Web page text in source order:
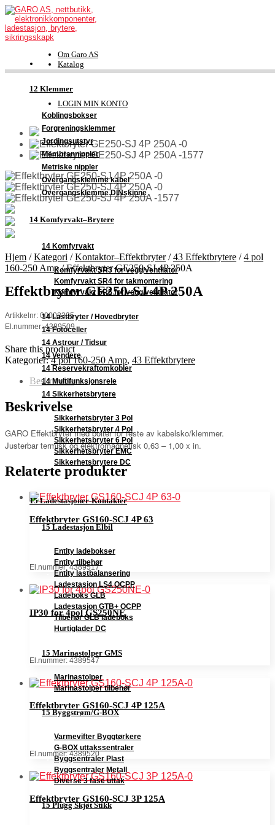
12 Klemmer
Koblingsbokser
Forgreningsklemmer
Jordingsutstyr
Membrannippler
Metriske nippler
Overgangsklemme kabel
Overgangsklemme DINskinne
14 Komfyrvakt–Brytere
14 Komfyrvakt
Komfyrvakt SR3 for vegg/ventilator
Komfyrvakt SR4 for takmontering
Komfyrvakt SR5 for vegg/ventilator
14 Lastbryter / Hovedbryter
14 Fotoceller
14 Astrour / Tidsur
14 Vendere
14 Reservekraftomkobler
14 Multifunksjonsrele
14 Sikkerhetsbrytere
Sikkerhetsbryter 3 Pol
Sikkerhetsbryter 4 Pol
Sikkerhetsbryter 6 Pol
Sikkerhetsbryter EMC
Sikkerhetsbrytere DC
15 Ladestasjoner-Kontakter
15 Ladestasjon Elbil
Entity ladebokser
Entity tilbehør
Entity lastbalansering
Ladestasjon LS4 OCPP
Ladeboks GLB
Ladestasjon GTB+ OCPP
Tilbehør GLB ladeboks
Hurtiglader DC
15 Marinastolper GMS
Marinastolper
Marinastolper tilbehør
15 Byggstrøm/G-BOX
Varmevifter Byggtørkere
G-BOX uttakssentraler
Byggsentraler Plast
Byggsentraler Metall
Diverse 3 fase uttak
15 Plugg Skjøt Stikk
Om Garo AS
Katalog
FDV-dokumentasjon
Support
LOGIN MIN KONTO
Hjem / Kategori / Kontaktor–Effektbryter / 43 Effektbrytere / 4 pol
160-250 Amp /Effektbryter GE250-SJ 4P 250A
Effektbryter GE250-SJ 4P 250A
Artikkelnr: 00008335
El.nummer: 4389509
Share this product
Kategorier:4 pol 160-250 Amp, 43 Effektbrytere
Beskrivelse
Beskrivelse
GARO Effektbryter med bolter for feste av kabelsko/klemmer.
Justerbar termisk og elektromagnetisk 0,63 – 1,00 x in.
Relaterte produkter
Effektbryter GS160-SCJ 4P 63
El.nummer: 4389517
IP30 for 4pol GS250NE
El.nummer: 4389547
Effektbryter GS160-SCJ 4P 125A
El.nummer: 4389520
Effektbryter GS160-SCJ 3P 125A